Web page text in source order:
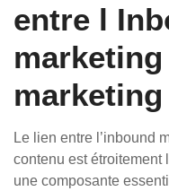
entre l
Le lien entre l’inbound
contenu est étroitement
une composante